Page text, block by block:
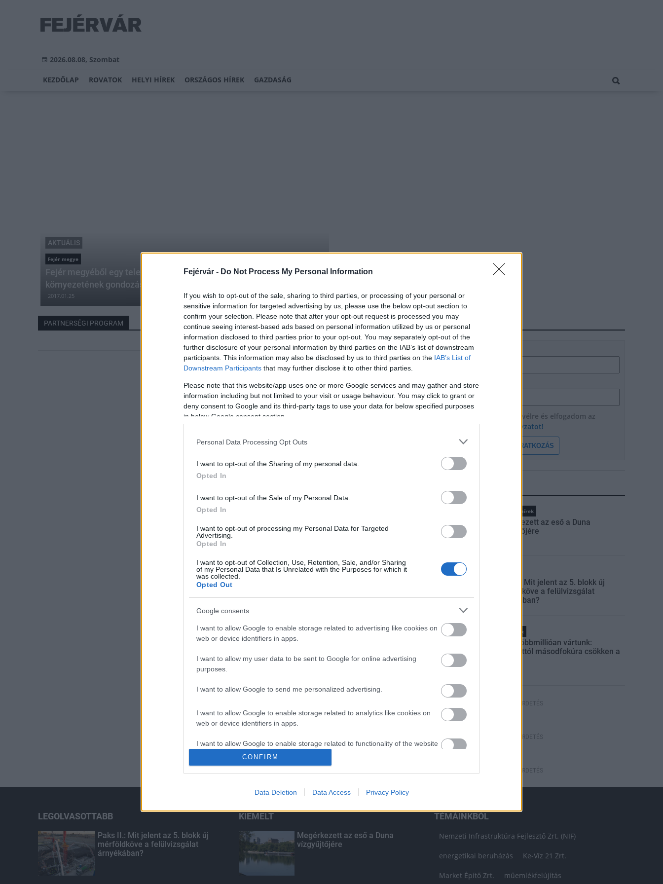
Fejérvár - Do Not Process My Personal Information
If you wish to opt-out of the sale, sharing to third parties, or processing of your personal or
sensitive information for targeted advertising by us, please use the below opt-out section to
confirm your selection. Please note that after your opt-out request is processed you may
continue seeing interest-based ads based on personal information utilized by us or personal
information disclosed to third parties prior to your opt-out. You may separately opt-out of the
further disclosure of your personal information by third parties on the IAB’s list of downstream
participants. This information may also be disclosed by us to third parties on the IAB’s List of
Downstream Participants that may further disclose it to other third parties.
Please note that this website/app uses one or more Google services and may gather and store
information including but not limited to your visit or usage behaviour. You may click to grant or
deny consent to Google and its third-party tags to use your data for below specified purposes
in below Google consent section.
Personal Data Processing Opt Outs
I want to opt-out of the Sharing of my personal data.
Opted In
I want to opt-out of the Sale of my Personal Data.
Opted In
I want to opt-out of processing my Personal Data for Targeted
Advertising.
Opted In
I want to opt-out of Collection, Use, Retention, Sale, and/or Sharing
of my Personal Data that Is Unrelated with the Purposes for which it
was collected.
Opted Out
Google consents
I want to allow Google to enable storage related to advertising like cookies on
web or device identifiers in apps.
I want to allow my user data to be sent to Google for online advertising
purposes.
I want to allow Google to send me personalized advertising.
I want to allow Google to enable storage related to analytics like cookies on
web or device identifiers in apps.
I want to allow Google to enable storage related to functionality of the website
I want to allow Google to enable storage related to personalization.
I want to allow Google to enable storage related to security, including
CONFIRM
Data Deletion Data Access Privacy Policy
2026.08.08, Szombat
KEZDŐLAP ROVATOK HELYI HÍREK ORSZÁGOS HÍREK GAZDASÁG
AKTUÁLIS
Fejér megye
Fejér megyéből egy település vesz részt a vasútállomások
környezetének gondozásában
2017.01.25
PARTNERSÉGI PROGRAM HÍRLEVÉL
Név
E-mail cím
Feliratkozom a hírlevélre és elfogadom az
adatvédelmi szabályzatot!
FELIRATKOZÁS
Országos hírek
Megérkezett az eső a Duna
vízgyűjtőjére
Paks II.: Mit jelent az 5. blokk új
mérföldköve a felülvizsgálat
árnyékában?
Helyi hírek
Amire többmillióan vártunk:
szombattól másodfokúra csökken a
HIRDETÉS
HIRDETÉS
HIRDETÉS
LEGOLVASOTTABB
Paks II.: Mit jelent az 5. blokk új
mérföldköve a felülvizsgálat
árnyékában?
KIEMELT
Megérkezett az eső a Duna
vízgyűjtőjére
TÉMÁINKBÓL
Nemzeti Infrastruktúra Fejlesztő Zrt. (NIF)
energetikai beruházás Ke-Víz 21 Zrt.
Market Építő Zrt. műemlékfelújítás